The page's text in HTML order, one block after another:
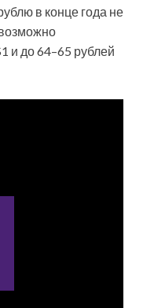
в конце года не
и до 64–65 рублей